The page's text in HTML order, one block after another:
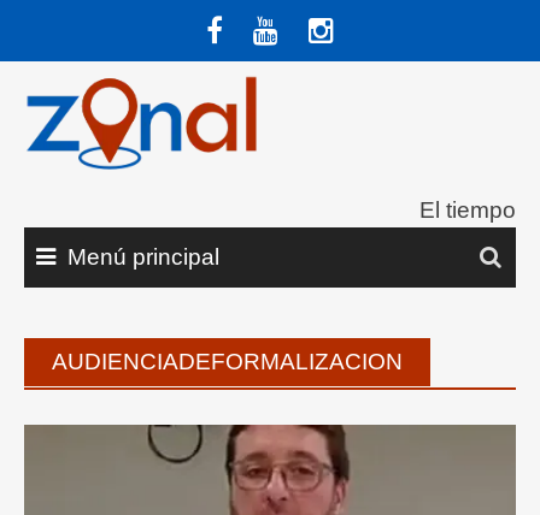
contenido
El tiempo
Menú principal
AUDIENCIADEFORMALIZACION